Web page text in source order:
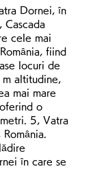
Dornei, în
Cascada
cele mai
fiind
locuri de
altitudine,
mai mare
o
5, Vatra
în care se